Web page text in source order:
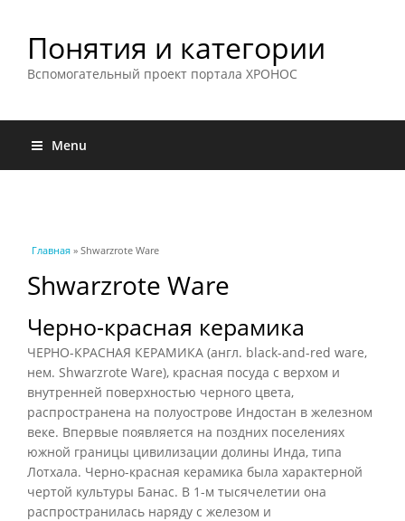
Понятия и категории
Вспомогательный проект портала ХРОНОС
Menu
Вы здесь
Главная » Shwarzrote Ware
Shwarzrote Ware
Черно-красная керамика
ЧЕРНО-КРАСНАЯ КЕРАМИКА (англ. black-and-red ware,
нем. Shwarzrote Ware), красная посуда с верхом и
внутренней поверхностью черного цвета,
распространена на полуострове Индостан в железном
веке. Впервые появляется на поздних поселениях
южной границы цивилизации долины Инда, типа
Лотхала. Черно-красная керамика была характерной
чертой культуры Банас. В 1-м тысячелетии она
распространилась наряду с железом и